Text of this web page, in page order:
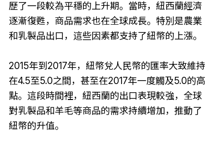
歷了一段較為平穩的上升期。當時，紐西蘭經濟
逐漸復甦，商品需求也在全球成長。特別是農業
和乳製品出口，這些因素都支持了紐幣的上漲。
2015年到2017年，紐幣兌人民幣的匯率大致維持
在4.5至5.0之間，甚至在2017年一度觸及5.0的高
點。這段時間裡，紐西蘭的出口表現較強，全球
對乳製品和羊毛等商品的需求持續增加，推動了
紐幣的升值。